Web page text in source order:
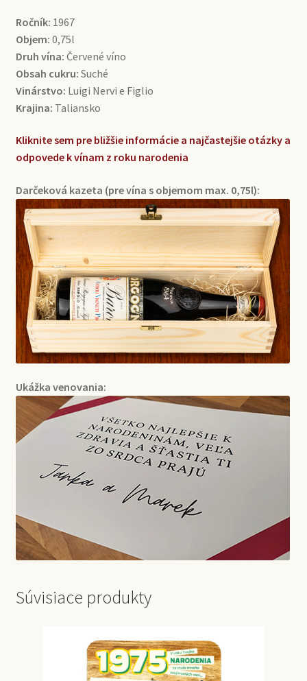
Ročník: 1967
Objem: 0,75l
Druh vína: Červené víno
Obsah cukru: Suché
Vinárstvo: Luigi Nervi e Figlio
Krajina: Taliansko
Kliknite sem pre bližšie informácie a najčastejšie otázky a
odpovede k vínam z roku narodenia
Darčeková kazeta (pre vína s objemom max. 0,75l):
Ukážka venovania:
Súvisiace produkty